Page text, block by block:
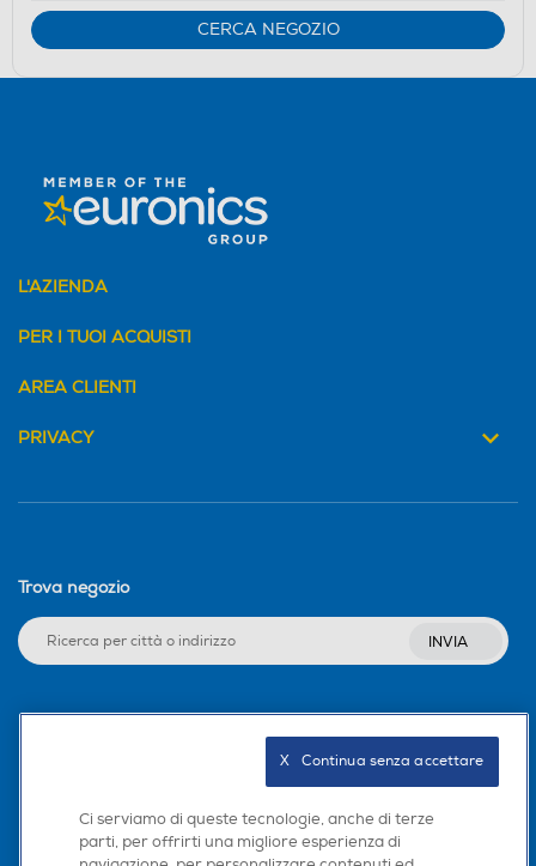
CERCA NEGOZIO
L'AZIENDA
PER I TUOI ACQUISTI
AREA CLIENTI
PRIVACY
Trova negozio
INVIA
Scarica la nostra app
Ci serviamo di queste tecnologie, anche di terze
parti, per offrirti una migliore esperienza di
X   Continua senza accettare